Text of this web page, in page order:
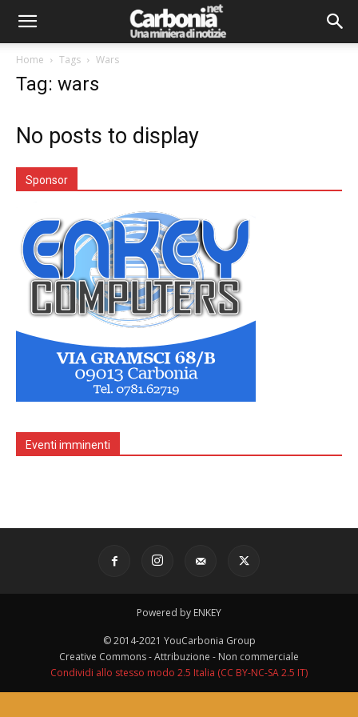
Home Tags Wars
Tag: wars
No posts to display
Sponsor
Eventi imminenti
Powered by ENKEY
© 2014-2021 YouCarbonia Group
Creative Commons - Attribuzione - Non commerciale
Condividi allo stesso modo 2.5 Italia (CC BY-NC-SA 2.5 IT)